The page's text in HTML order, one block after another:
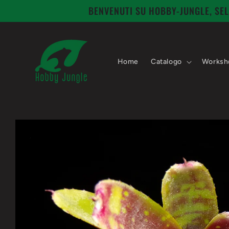
ai contenuti
BENVENUTI SU HOBBY-JUNGLE,
Home Catalogo
Passa alle